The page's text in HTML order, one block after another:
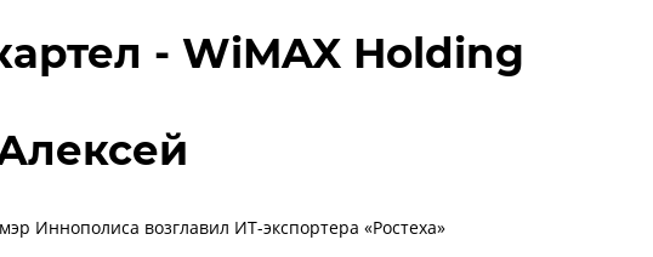
- WiMAX Holding
Иннополиса возглавил ИТ-экспортера «Ростеха»